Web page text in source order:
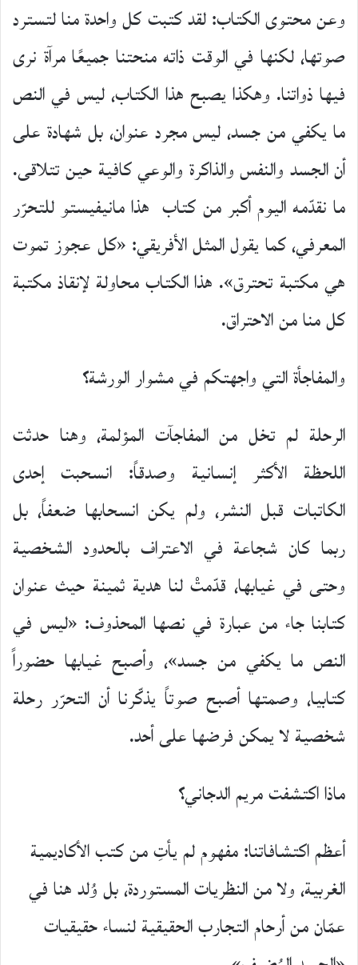
وعن محتوى الكتاب: لقد كتبت كل واحدة منا لتسترد
صوتها، لكنها في الوقت ذاته منحتنا جميعًا مرآة نرى
فيها ذواتنا. وهكذا يصبح هذا الكتاب، ليس في النص
ما يكفي من جسد، ليس مجرد عنوان، بل شهادة على
أن الجسد والنفس والذاكرة والوعي كافية حين تتلاقى.
ما نقدّمه اليوم أكبر من كتاب هذا مانيفيستو للتحرّر
المعرفي، كما يقول المثل الأفريقي: «كل عجوز تموت
هي مكتبة تحترق». هذا الكتاب محاولة لإنقاذ مكتبة
كل منا من الاحتراق.
والمفاجأة التي واجهتكم في مشوار الورشة؟
الرحلة لم تخل من المفاجآت المؤلمة، وهنا حدثت
اللحظة الأكثر إنسانية وصدقاً: انسحبت إحدى
الكاتبات قبل النشر، ولم يكن انسحابها ضعفاً، بل
ربما كان شجاعة في الاعتراف بالحدود الشخصية
وحتى في غيابها، قدّمتْ لنا هدية ثمينة حيث عنوان
كتابنا جاء من عبارة في نصها المحذوف: «ليس في
النص ما يكفي من جسد»، وأصبح غيابها حضوراً
كتابيا، وصمتها أصبح صوتاً يذكّرنا أن التحرّر رحلة
شخصية لا يمكن فرضها على أحد.
ماذا اكتشفت مريم الدجاني؟
أعظم اكتشافاتنا: مفهوم لم يأتِ من كتب الأكاديمية
الغربية، ولا من النظريات المستوردة، بل وُلد هنا في
عمّان من أرحام التجارب الحقيقية لنساء حقيقيات